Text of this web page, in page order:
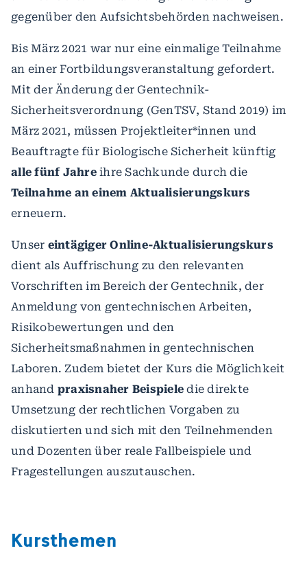
gegenüber den Aufsichtsbehörden nachweisen.
Bis März 2021 war nur eine einmalige Teilnahme
an einer Fortbildungsveranstaltung gefordert.
Mit der Änderung der Gentechnik-
Sicherheitsverordnung (GenTSV, Stand 2019) im
März 2021, müssen Projektleiter*innen und
Beauftragte für Biologische Sicherheit künftig
alle fünf Jahreihre Sachkunde durch die
Teilnahme an einem Aktualisierungskurs
erneuern.
Unser eintägiger Online-Aktualisierungskurs
dient als Auffrischung zu den relevanten
Vorschriften im Bereich der Gentechnik, der
Anmeldung von gentechnischen Arbeiten,
Risikobewertungen und den
Sicherheitsmaßnahmen in gentechnischen
Laboren. Zudem bietet der Kurs die Möglichkeit
anhand praxisnaher Beispiele die direkte
Umsetzung der rechtlichen Vorgaben zu
diskutierten und sich mit den Teilnehmenden
und Dozenten über reale Fallbeispiele und
Fragestellungen auszutauschen.
Kursthemen